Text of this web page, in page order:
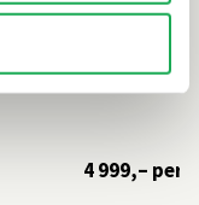
4 999,– per